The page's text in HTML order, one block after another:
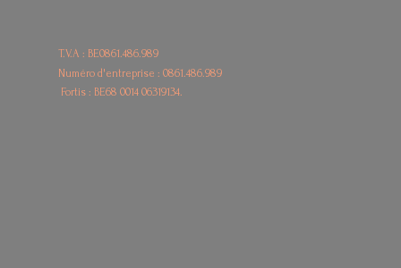
T.V.A : BE0861.486.989
Numéro d'entreprise : 0861.486.989
Fortis : BE680014 06319134.